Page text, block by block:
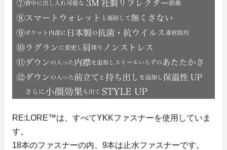
RE:LORE™は、すべてYKKファスナーを使用していま
す。
18本のファスナーの内、9本は止水ファスナーです。